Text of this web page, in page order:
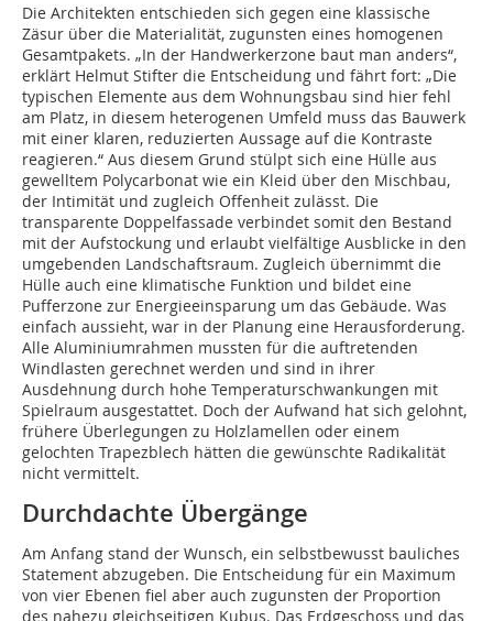
Die Architekten entschieden sich gegen eine klassische
Zäsur über die Materialität, zugunsten eines homogenen
Gesamtpakets. „In der Handwerkerzone baut man anders“,
erklärt Helmut Stifter die Entscheidung und fährt fort: „Die
typischen Elemente aus dem Wohnungsbau sind hier fehl
am Platz, in diesem heterogenen Umfeld muss das Bauwerk
mit einer klaren, reduzierten Aussage auf die Kontraste
reagieren.“ Aus diesem Grund stülpt sich eine Hülle aus
gewelltem Polycarbonat wie ein Kleid über den Mischbau,
der Intimität und zugleich Offenheit zulässt. Die
transparente Doppelfassade verbindet somit den Bestand
mit der Aufstockung und erlaubt vielfältige Ausblicke in den
umgebenden Landschaftsraum. Zugleich übernimmt die
Hülle auch eine klimatische Funktion und bildet eine
Pufferzone zur Energieeinsparung um das Gebäude. Was
einfach aussieht, war in der Planung eine Herausforderung.
Alle Aluminiumrahmen mussten für die auftretenden
Windlasten gerechnet werden und sind in ihrer
Ausdehnung durch hohe Temperaturschwankungen mit
Spielraum ausgestattet. Doch der Aufwand hat sich gelohnt,
frühere Überlegungen zu Holzlamellen oder einem
gelochten Trapezblech hätten die gewünschte Radikalität
nicht vermittelt.
Durchdachte Übergänge
Am Anfang stand der Wunsch, ein selbstbewusst bauliches
Statement abzugeben. Die Entscheidung für ein Maximum
von vier Ebenen fiel aber auch zugunsten der Proportion
des nahezu gleichseitigen Kubus. Das Erdgeschoss und das